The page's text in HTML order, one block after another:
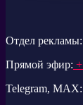
Отдел рекламы:
Прямой эфир:
Telegram, MAX: